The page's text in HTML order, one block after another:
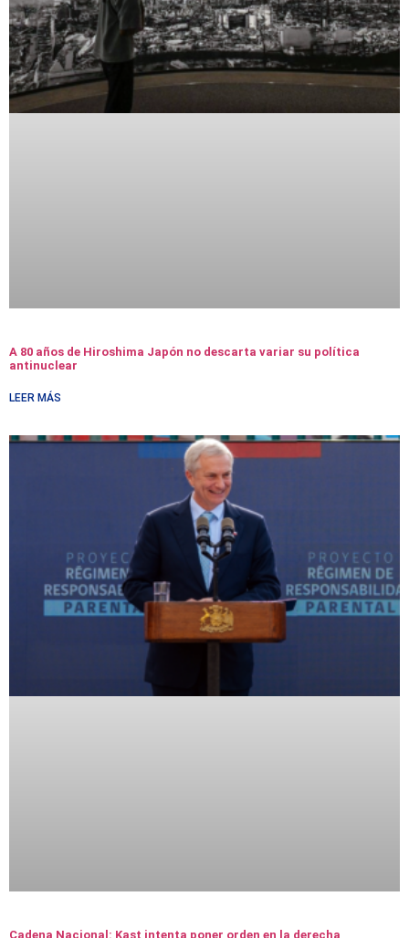
A 80 años de Hiroshima Japón no descarta variar su política
antinuclear
LEER MÁS
Cadena Nacional: Kast intenta poner orden en la derecha